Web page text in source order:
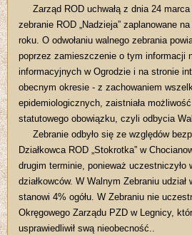
Zarząd ROD uchwałą z dnia 24 marca
zebranie ROD „Nadzieja” zaplanowane
roku. O odwołaniu walnego zebrania
poprzez zamieszczenie o tym informacji
informacyjnych w Ogrodzie i na stronie
obecnym okresie - z zachowaniem
epidemiologicznych, zaistniała
statutowego obowiązku, czyli odbycia
Zebranie odbyło się ze względów
Działkowca ROD „Stokrotka” w
drugim terminie, ponieważ uczestniczyło
działkowców. W Walnym Zebraniu udział
stanowi 4% ogółu. W Zebraniu nie
Okręgowego Zarządu PZD w Legnicy,
usprawiedliwił swą nieobecność..